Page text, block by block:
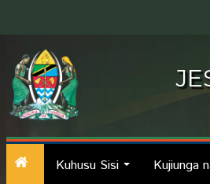
Kuhusu Sisi Kujiunga